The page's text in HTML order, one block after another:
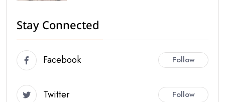
Stay Connected
Facebook Follow
Twitter Follow